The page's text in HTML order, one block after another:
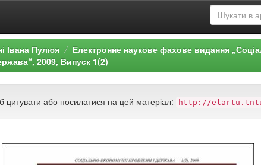
Івана Пулюя Електронне наукове фахове видання
2009, Випуск 1(2)
цитувати або посилатися на цей матеріал: http://